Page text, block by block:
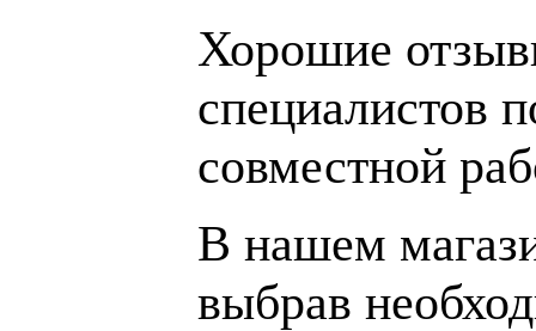
Хорошие
специалистов
совместной
В нашем
выбрав